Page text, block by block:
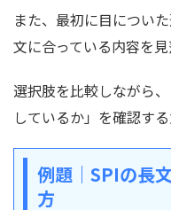
また、最初に目につい
文に合っている内容を見
選択肢を比較しながら
しているか」を確認す
例題｜SPIの長
方